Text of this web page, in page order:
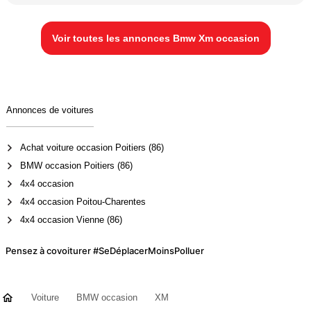
Voir toutes les annonces Bmw Xm occasion
Annonces de voitures
Achat voiture occasion Poitiers (86)
BMW occasion Poitiers (86)
4x4 occasion
4x4 occasion Poitou-Charentes
4x4 occasion Vienne (86)
Pensez à covoiturer #SeDéplacerMoinsPolluer
Voiture BMW occasion
XM